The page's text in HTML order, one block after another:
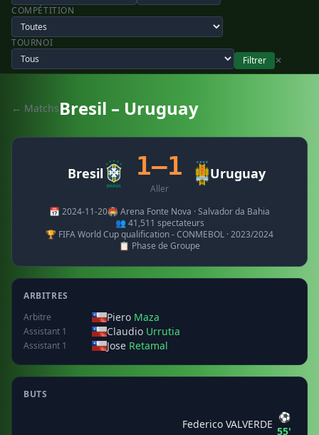
COMPÉTITION
TOURNOI
Filtrer
✕
← MatchsBresil – Uruguay
Bresil 1–1
Aller
Uruguay
📅 2024-11-20🏟️ Arena Fonte Nova · Salvador da Bahia
👥 41,511 spectateurs
🏆 FIFA World Cup qualification - CONMEBOL · 2023/2024
📋 Phase de Groupe
ARBITRES
Arbitre
Piero Maza
Assistant 1 Claudio Urrutia
Assistant 1 Jose Retamal
BUTS
Federico VALVERDE
⚽
55'